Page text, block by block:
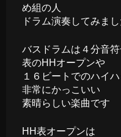
め組の人
ドラム演奏してみまし
バスドラムは４分音
表のHHオープンや
１６ビートでのハイ
非常にかっこいい
素晴らしい楽曲です
HH表オープンは